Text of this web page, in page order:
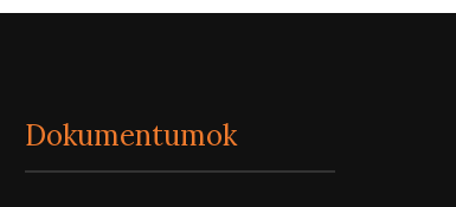
Dokumentumok